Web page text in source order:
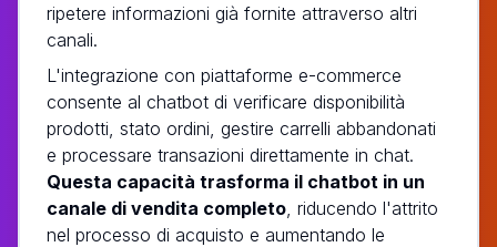
ripetere informazioni già fornite attraverso altri
canali.
L'integrazione con piattaforme e-commerce
consente al chatbot di verificare disponibilità
prodotti, stato ordini, gestire carrelli abbandonati
e processare transazioni direttamente in chat.
Questa capacità trasforma il chatbot in un
canale di vendita completo , riducendo l'attrito
nel processo di acquisto e aumentando le